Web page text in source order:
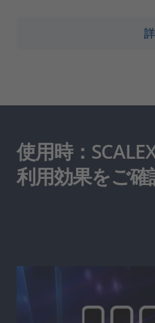
使用時：
利用効果をご確